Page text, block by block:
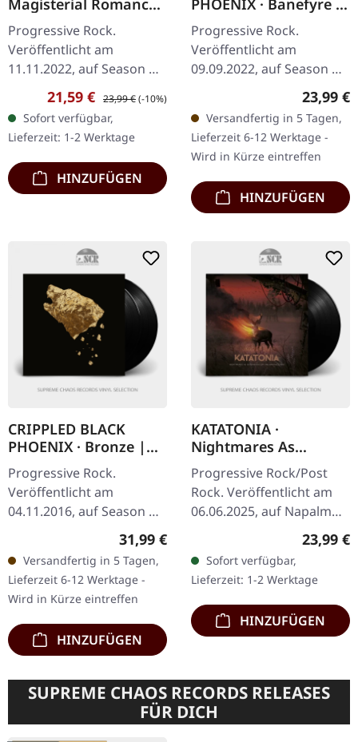
Magisterial Romance
[BLACK] | LP
Progressive Rock.
Veröffentlicht am
11.11.2022, auf Season Of
Mist. Schwarzes Vinyl. Das
südafrikanische Duo
Constellatia wagt mit
seinem eleganten…
Verkaufspreis:
21,59 € Regulärer Preis:
23,99 €(-10%)
Sofort verfügbar,
Lieferzeit: 1-2 Werktage
HINZUFÜGEN
PHOENIX · Banefyre |
BLACK 3LP
Progressive Rock.
Veröffentlicht am
09.09.2022, auf Season Of
Mist. Schwarzes 3-fach
Vinyl im 3-fach Deluxe-
Klappcover mit Soft-
Touch-Finish und…
23,99 €
Versandfertig in 5 Tagen,
Lieferzeit 6-12 Werktage -
Wird in Kürze eintreffen
HINZUFÜGEN
CRIPPLED BLACK
PHOENIX · Bronze |
BLACK 2LP
Progressive Rock.
Veröffentlicht am
04.11.2016, auf Season Of
Mist. CRIPPLED BLACK
PHOENIX always have
that special Pink Floyd
vibe in their music…
Regulärer Preis:
31,99 €
Versandfertig in 5 Tagen,
Lieferzeit 6-12 Werktage -
Wird in Kürze eintreffen
HINZUFÜGEN
KATATONIA ·
Nightmares As
Extensions Of The
Waking State | BLACK
LP
Progressive Rock/Post
Rock. Veröffentlicht am
06.06.2025, auf Napalm
Records. Schwarzes 180g
Vinyl im Gatefold-Cover.
Schwedens Meister der…
23,99 €
Sofort verfügbar,
Lieferzeit: 1-2 Werktage
HINZUFÜGEN
SUPREME CHAOS RECORDS RELEASES
FÜR DICH